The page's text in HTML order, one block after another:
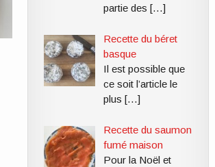
partie des […]
Recette du béret
basque
Il est possible que
ce soit l’article le
plus […]
Recette du saumon
fumé maison
Pour la Noël et